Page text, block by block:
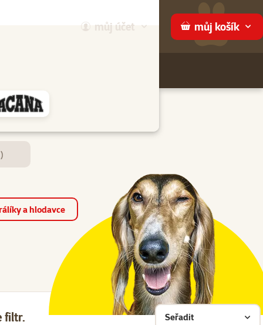
můj účet můj košík
a hlodavce
filtr. Seřadit